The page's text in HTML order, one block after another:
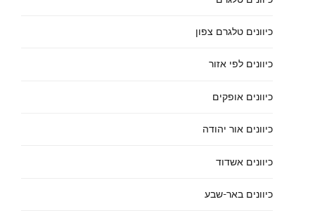
כיוונים טלגרם צפון
כיוונים לפי אזור
כיוונים אופקים
כיוונים אור יהודה
כיוונים אשדוד
כיוונים באר-שבע